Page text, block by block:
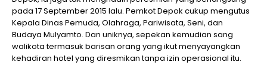
pada 17 September 2015 lalu. Pemkot Depok cukup mengutus
Kepala Dinas Pemuda, Olahraga, Pariwisata, Seni, dan
Budaya Mulyamto. Dan uniknya, sepekan kemudian sang
walikota termasuk barisan orang yang ikut menyayangkan
kehadiran hotel yang diresmikan tanpa izin operasional itu.